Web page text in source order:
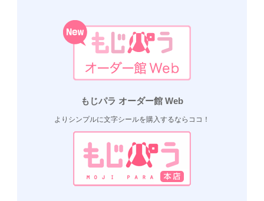
もじパラ オーダー館 Web
よりシンプルに文字シールを購入するならココ！